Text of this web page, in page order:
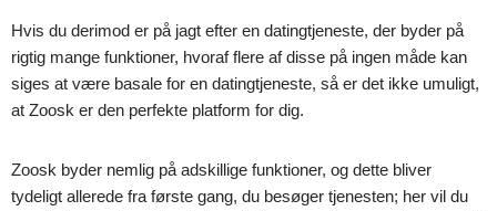
Hvis du derimod er på jagt efter en datingtjeneste, der byder på
rigtig mange funktioner, hvoraf flere af disse på ingen måde kan
siges at være basale for en datingtjeneste, så er det ikke umuligt,
at Zoosk er den perfekte platform for dig.
Zoosk byder nemlig på adskillige funktioner, og dette bliver
tydeligt allerede fra første gang, du besøger tjenesten; her vil du